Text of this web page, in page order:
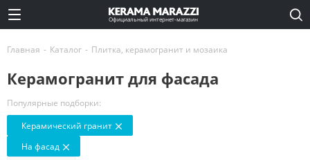
Официальный интернет-магазин
Главная - Каталог - Плитка, керамогранит и мозаика
Керамогранит для фасада
Популярные подборки:
Керамический гранит
На фасад